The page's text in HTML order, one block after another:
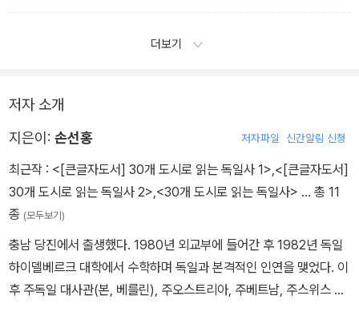
가 조금씩 줄어들고 있으나 알코올이 없는 맥주 소비는 2014년 2억
일에서 알코올 없는 맥주 소비가 늘어나고 있는 것이 최근의 추세다.
으로 옮겼다. 프리드리히 대왕의 유언은 200여 년이 지난 1991 년 8
왕)’이란 글만 있다. 독일이 강한 이유 중 하나는 정치인들의 이러한
다.
더보기
저자 소개
지은이: 손선홍 저자파일 신간알림 신청
최근작 : <[큰글자도서] 30개 도시로 읽는 독일사 1> <[큰글자도서]
30개 도시로 읽는 독일사 2> <30개 도시로 읽는 독일사> … 총 11
종 (모두보기)
충남 당진에서 출생했다. 1980년 외교부에 들어간 후 1982년 독일
하이델베르크 대학에서 수학하며 독일과 본격적인 인연을 맺었다. 이
후 주독일 대사관(본, 베를린), 주오스트리아, 주베트남, 주스위스 대